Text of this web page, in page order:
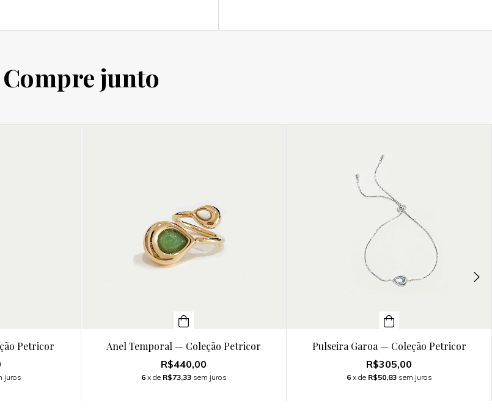
Compre junto
Petricor
juros
Anel Temporal — Coleção Petricor
R$440,00
6 x de R$73,33 sem juros
Pulseira Garoa — Coleção Petricor
R$305,00
6 x de R$50,83 sem juros